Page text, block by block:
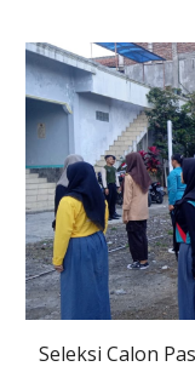
Seleksi Calon